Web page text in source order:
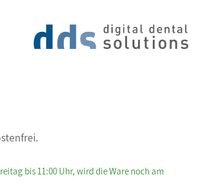
bis 11:00 Uhr, wird die Ware noch am